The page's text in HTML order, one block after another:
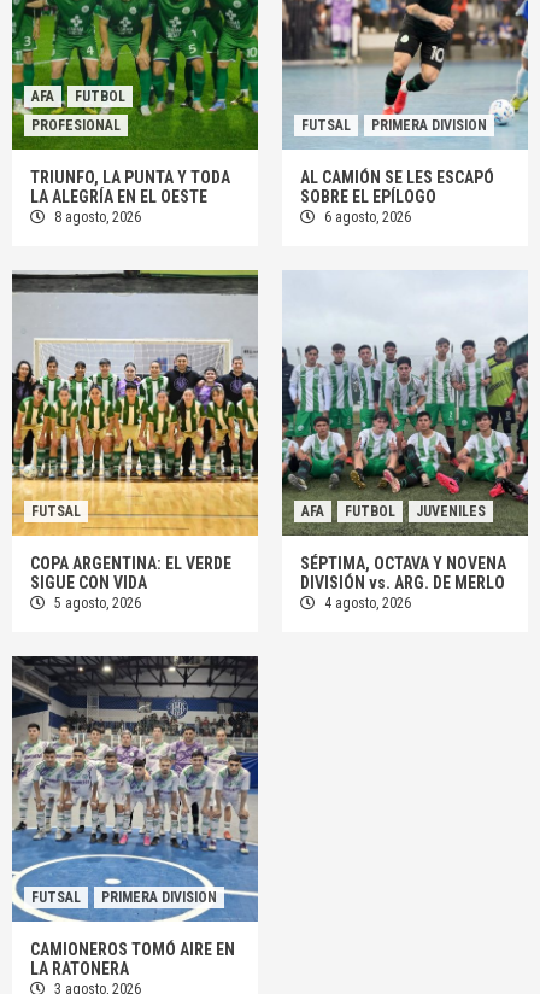
AFA
FUTBOL
PROFESIONAL
TRIUNFO, LA PUNTA Y TODA
LA ALEGRÍA EN EL OESTE
8 agosto, 2026
FUTSAL PRIMERA DIVISION
AL CAMIÓN SE LES ESCAPÓ
SOBRE EL EPÍLOGO
6 agosto, 2026
FUTSAL
COPA ARGENTINA: EL VERDE
SIGUE CON VIDA
5 agosto, 2026
AFA FUTBOL JUVENILES
SÉPTIMA, OCTAVA Y NOVENA
DIVISIÓN vs. ARG. DE MERLO
4 agosto, 2026
FUTSAL PRIMERA DIVISION
CAMIONEROS TOMÓ AIRE EN
LA RATONERA
3 agosto, 2026